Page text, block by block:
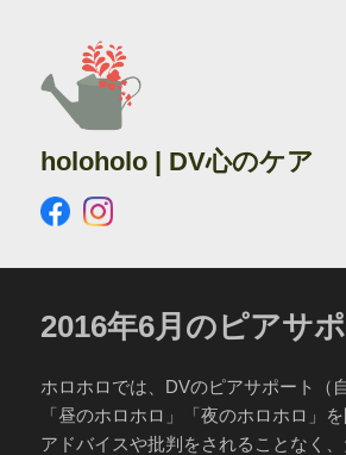
holoholo | DV心のケア
2016年6月のピアサ
ホロホロでは、DVのピアサポート（
「昼のホロホロ」「夜のホロホロ」
アドバイスや批判をされることなく